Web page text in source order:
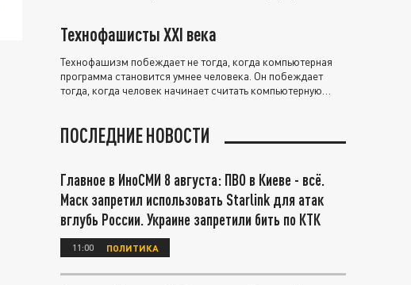
Технофашисты XXI века
Технофашизм побеждает не тогда, когда компьютерная
программа становится умнее человека. Он побеждает
тогда, когда человек начинает считать компьютерную
ПОСЛЕДНИЕ НОВОСТИ
Главное в ИноСМИ 8 августа: ПВО в Киеве - всё.
Маск запретил использовать Starlink для атак
вглубь России. Украине запретили бить по КТК
11:00 ПОЛИТИКА